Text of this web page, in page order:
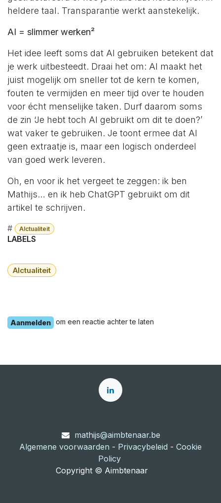
heldere taal. Transparantie werkt aanstekelijk.
AI = slimmer werken²
Het idee leeft soms dat AI gebruiken betekent dat
je werk uitbesteedt. Draai het om: AI maakt het
juist mogelijk om sneller tot de kern te komen,
fouten te vermijden en meer tijd over te houden
voor écht menselijke taken. Durf daarom soms
de zin ‘Je hebt toch AI gebruikt om dit te doen?’
wat vaker te gebruiken. Je toont ermee dat AI
geen extraatje is, maar een logisch onderdeel
van goed werk leveren.
Oh, en voor ik het vergeet te zeggen: ik ben
Mathijs… en ik heb ChatGPT gebruikt om dit
artikel te schrijven.
# AIctualiteit
LABELS
AIctualiteit
Aanmelden om een reactie achter te laten
mathijs@aimbtenaar.be
Algemene voorwaarden - Privacybeleid - Cookie
Policy
Copyright © Aimbtenaar